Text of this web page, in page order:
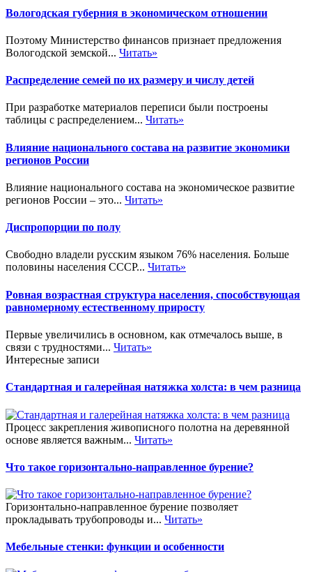
Вологодская губерния в экономическом отношении
Поэтому Министерство финансов признает предложения
Вологодской земской... Читать»
Распределение семей по их размеру и числу детей
При разработке материалов переписи были построены
таблицы с распределением... Читать»
Влияние национального состава на развитие экономики
регионов России
Влияние национального состава на экономическое развитие
регионов России – это... Читать»
Диспропорции по полу
Свободно владели русским языком 76% населения. Больше
половины населения СССР... Читать»
Ровная возрастная структура населения, способствующая
равномерному естественному приросту
Первые увеличились в основном, как отмечалось выше, в
связи с трудностями... Читать»
Интересные записи
Стандартная и галерейная натяжка холста: в чем разница
Процесс закрепления живописного полотна на деревянной
основе является важным... Читать»
Что такое горизонтально-направленное бурение?
Горизонтально-направленное бурение позволяет
прокладывать трубопроводы и... Читать»
Мебельные стенки: функции и особенности